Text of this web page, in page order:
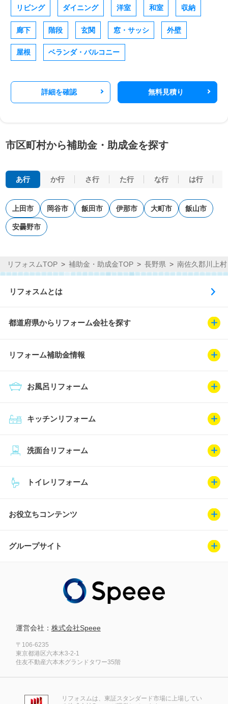
リビング ダイニング 洋室 和室 収納
廊下 階段 玄関 窓・サッシ 外壁
屋根 ベランダ・バルコニー
詳細を確認 無料見積り
市区町村から補助金・助成金を探す
あ行 か行 さ行 た行 な行 は行
上田市 岡谷市 飯田市 伊那市 大町市 飯山市
安曇野市
リフォスムTOP 補助金・助成金TOP 長野県 南佐久郡川上村
リフォスムとは
都道府県からリフォーム会社を探す
リフォーム補助金情報
キッチンリフォーム
お風呂リフォーム
トイレリフォーム
洗面台リフォーム
お役立ちコンテンツ
グループサイト
運営会社： 株式会社Speee
〒106-6235
東京都港区六本木3-2-1
住友不動産六本木グランドタワー35階
リフォスムは、東証スタンダード市場に上場してい